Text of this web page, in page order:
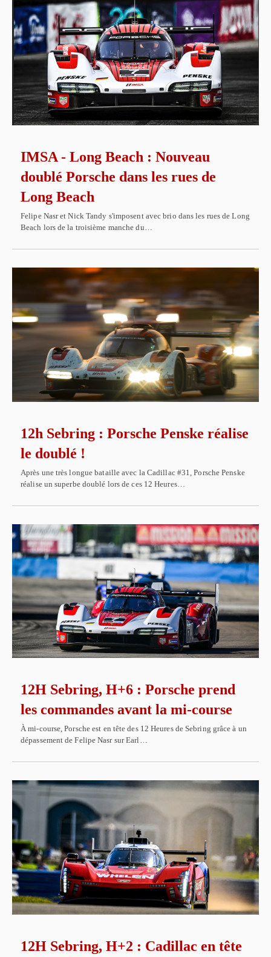
IMSA - Long Beach : Nouveau
doublé Porsche dans les rues de
Long Beach
Felipe Nasr et Nick Tandy s'imposent avec brio dans les rues de Long
Beach lors de la troisième manche du…
12h Sebring : Porsche Penske réalise
le doublé !
Après une très longue bataille avec la Cadillac #31, Porsche Penske
réalise un superbe doublé lors de ces 12 Heures…
12H Sebring, H+6 : Porsche prend
les commandes avant la mi-course
À mi-course, Porsche est en tête des 12 Heures de Sebring grâce à un
dépassement de Felipe Nasr sur Earl…
12H Sebring, H+2 : Cadillac en tête